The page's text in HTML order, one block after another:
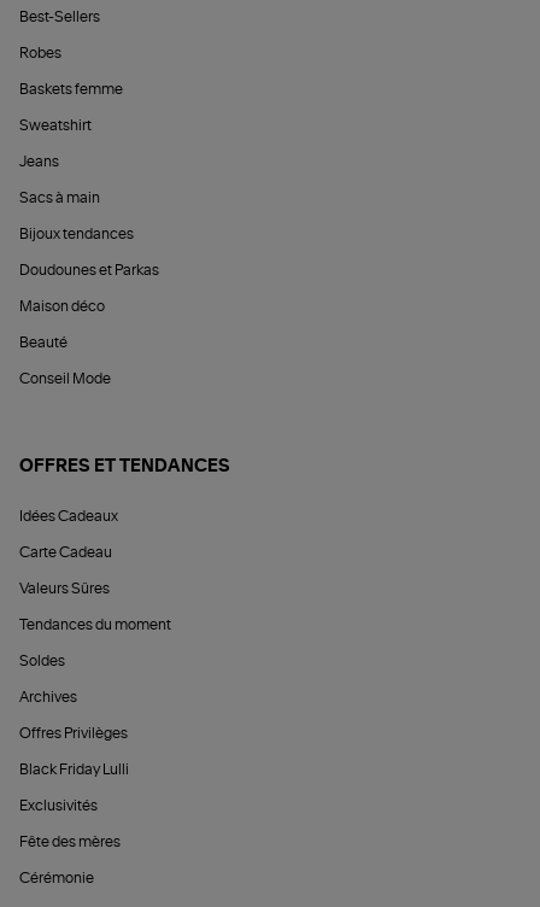
Best-Sellers
Robes
Baskets femme
Sweatshirt
Jeans
Sacs à main
Bijoux tendances
Doudounes et Parkas
Maison déco
Beauté
Conseil Mode
OFFRES ET TENDANCES
Idées Cadeaux
Carte Cadeau
Valeurs Sûres
Tendances du moment
Soldes
Archives
Offres Privilèges
Black Friday Lulli
Exclusivités
Fête des mères
Cérémonie